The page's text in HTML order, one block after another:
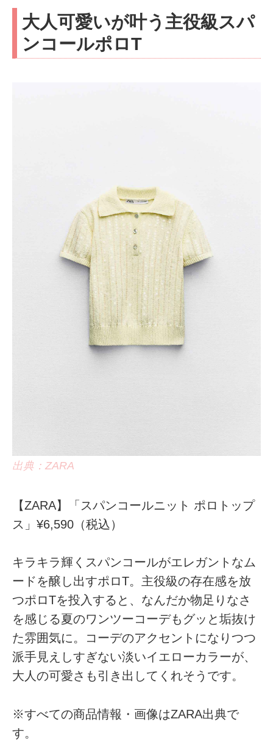
大人可愛いが叶う主役級スパ
ンコールポロT
出典：ZARA
【ZARA】「スパンコールニット ポロトップ
ス」¥6,590（税込）
キラキラ輝くスパンコールがエレガントなム
ードを醸し出すポロT。主役級の存在感を放
つポロTを投入すると、なんだか物足りなさ
を感じる夏のワンツーコーデもグッと垢抜け
た雰囲気に。コーデのアクセントになりつつ
派手見えしすぎない淡いイエローカラーが、
大人の可愛さも引き出してくれそうです。
※すべての商品情報・画像はZARA出典で
す。